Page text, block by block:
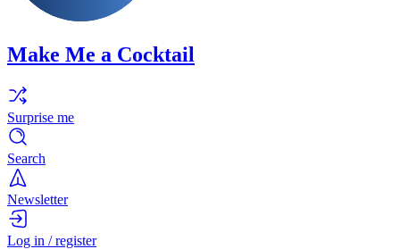
Make Me a Cocktail
Surprise me
Search
Newsletter
Log in / register